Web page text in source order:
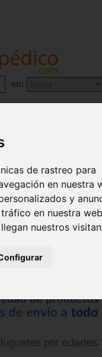
de rastreo para
en nuestra
y
en nuestra
nuestros
en:
por edades